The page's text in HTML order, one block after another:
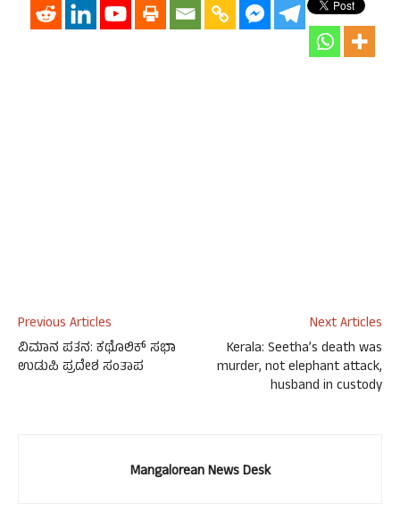
Previous Articles
ವಿಮಾನ ಪತನ: ಕಥೊಲಿಕ್ ಸಭಾ
ಉಡುಪಿ ಪ್ರದೇಶ ಸಂತಾಪ
Next Articles
Kerala: Seetha’s death was
murder, not elephant attack,
husband in custody
Mangalorean News Desk